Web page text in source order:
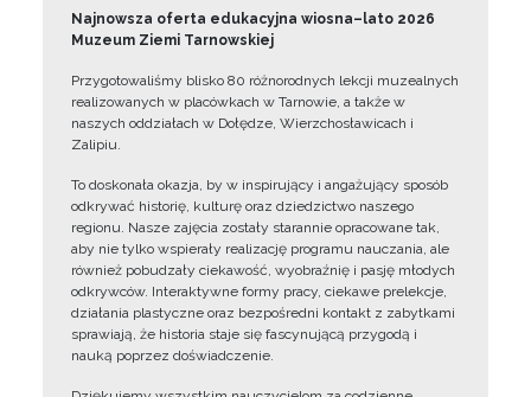
Najnowsza oferta edukacyjna wiosna–lato 2026
Muzeum Ziemi Tarnowskiej
Przygotowaliśmy blisko 80 różnorodnych lekcji muzealnych
realizowanych w placówkach w Tarnowie, a także w
naszych oddziałach w Dołędze, Wierzchosławicach i
Zalipiu.
To doskonała okazja, by w inspirujący i angażujący sposób
odkrywać historię, kulturę oraz dziedzictwo naszego
regionu. Nasze zajęcia zostały starannie opracowane tak,
aby nie tylko wspierały realizację programu nauczania, ale
również pobudzały ciekawość, wyobraźnię i pasję młodych
odkrywców. Interaktywne formy pracy, ciekawe prelekcje,
działania plastyczne oraz bezpośredni kontakt z zabytkami
sprawiają, że historia staje się fascynującą przygodą i
nauką poprzez doświadczenie.